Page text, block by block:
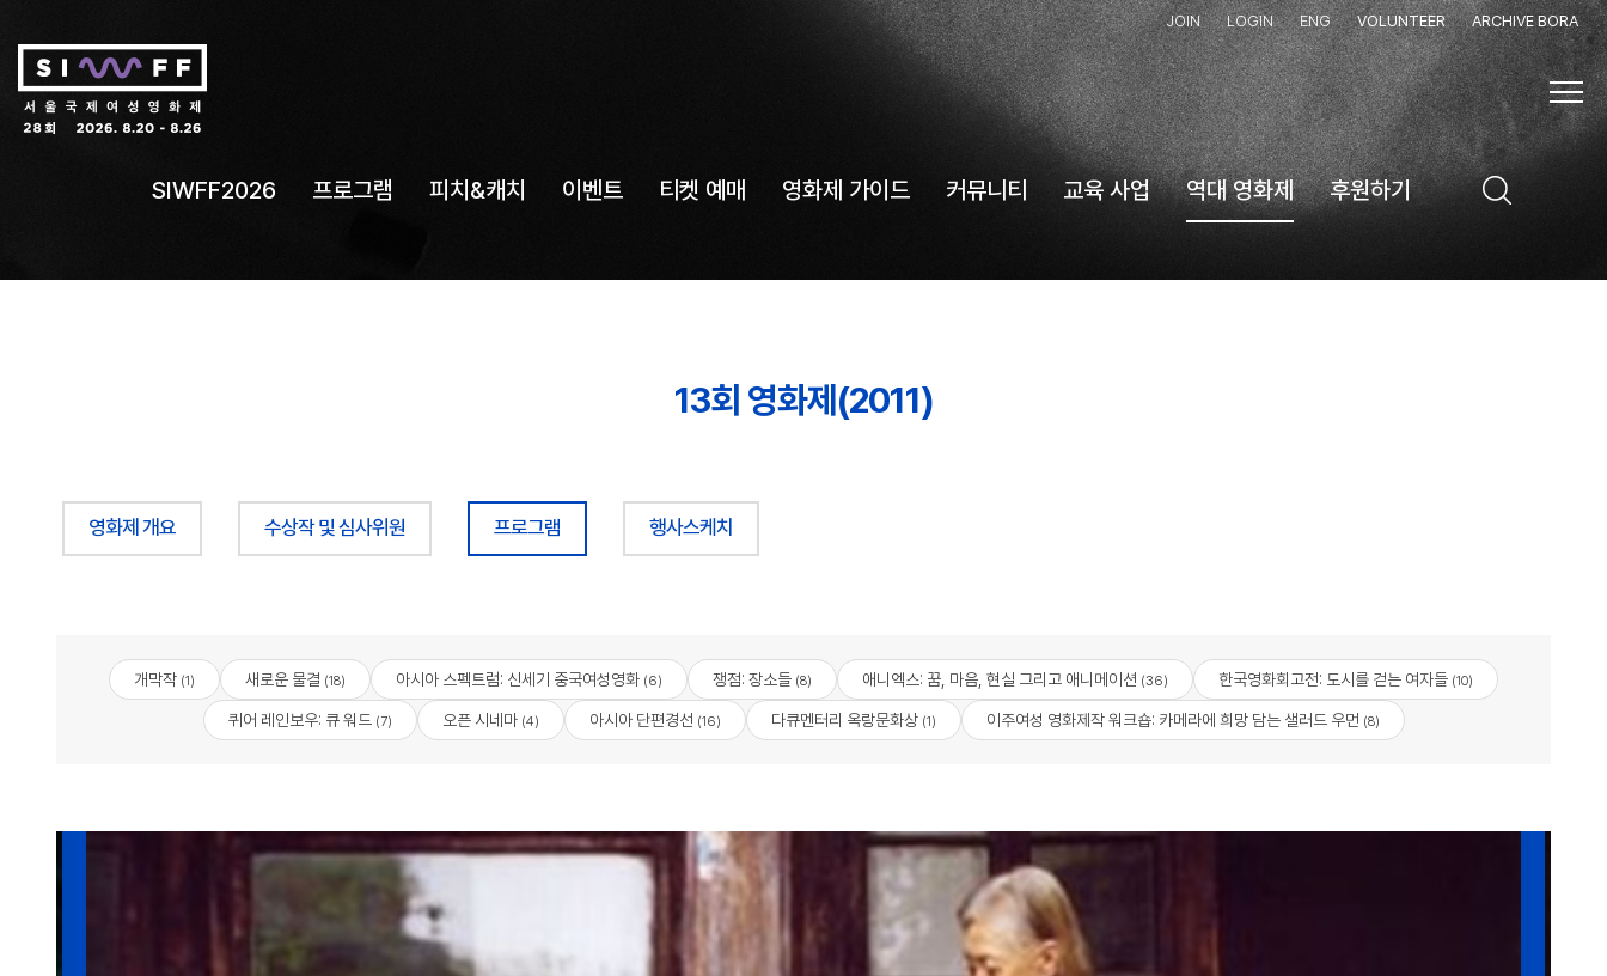
JOIN LOGIN ENG VOLUNTEER ARCHIVE BORA
SIWFF2026 프로그램 피치&캐치 이벤트 티켓 예매 영화제 가이드 커뮤니티 교육 사업 역대 영화제 후원하기
13회 영화제(2011)
영화제 개요 수상작 및 심사위원 프로그램 행사스케치
개막작 (1) 새로운 물결 (18) 아시아 스펙트럼: 신세기 중국여성영화 (6) 쟁점: 장소들 (8) 애니엑스: 꿈, 마음, 현실 그리고 애니메이션 (36) 한국영화회고전: 도시를 걷는 여자들 (10)
퀴어 레인보우: 큐 워드(7) 오픈 시네마(4) 아시아 단편경선 (16) 다큐멘터리 옥랑문화상(1) 이주여성 영화제작 워크숍: 카메라에 희망 담는 샐러드 우먼 (8)